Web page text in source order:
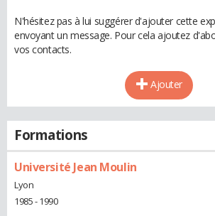
N'hésitez pas à lui suggérer d'ajouter cette
envoyant un message. Pour cela ajoutez
vos contacts.
Ajouter
Formations
Université Jean Moulin
Lyon
1985 - 1990